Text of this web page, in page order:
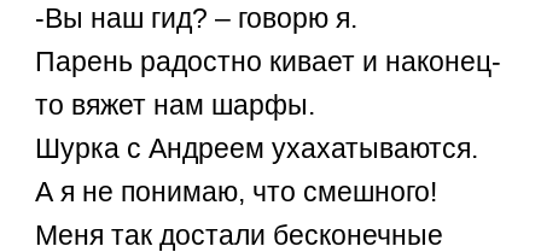
-Вы наш гид? – говорю я.
Парень радостно кивает и наконец-
то вяжет нам шарфы.
Шурка с Андреем ухахатываются.
А я не понимаю, что смешного!
Меня так достали бесконечные